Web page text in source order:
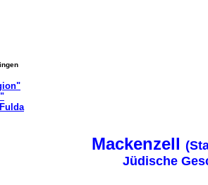
Mackenzell
Jüdische